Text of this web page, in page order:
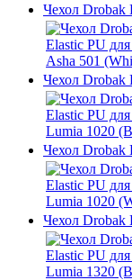
Чехол Drobak
Чехол Drobak
Чехол Drobak
Чехол Drobak